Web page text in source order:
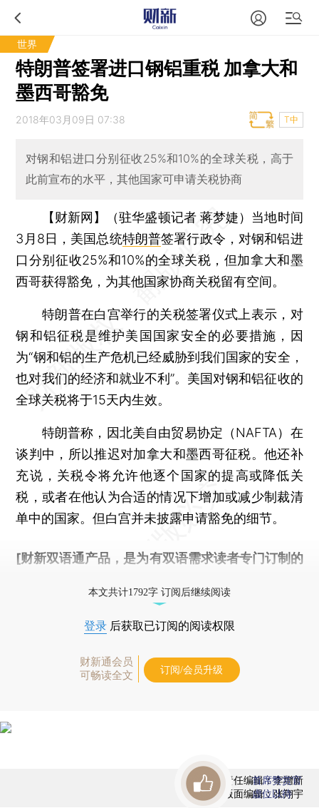
世界
特朗普签署进口钢铝重税 加拿大和
墨西哥豁免
2018年03月09日 07:38 T中
对钢和铝进口分别征收25%和10%的全球关税，高于
此前宣布的水平，其他国家可申请关税协商
【财新网】（驻华盛顿记者 蒋梦婕） 当地时间
3月8日，美国总统特朗普签署行政令，对钢和铝进
口分别征收25%和10%的全球关税，但加拿大和墨
西哥获得豁免，为其他国家协商关税留有空间。
特朗普在白宫举行的关税签署仪式上表示，对
钢和铝征税是维护美国国家安全的必要措施，因
为“钢和铝的生产危机已经威胁到我们国家的安全，
也对我们的经济和就业不利”。美国对钢和铝征收的
全球关税将于15天内生效。
特朗普称，因北美自由贸易协定（NAFTA）在
谈判中，所以推迟对加拿大和墨西哥征税。他还补
充说，关税令将允许他逐个国家的提高或降低关
税，或者在他认为合适的情况下增加或减少制裁清
单中的国家。但白宫并未披露申请豁免的细节。
[财新双语通产品，是为有双语需求读者专门订制的
本文共计1792字 订阅后继续阅读
登录 后获取已订阅的阅读权限
财新通会员
可畅读全文
订阅/会员升级
责任编辑：李增新
版面编辑：张翔宇
首席赞赏官
虚位以待